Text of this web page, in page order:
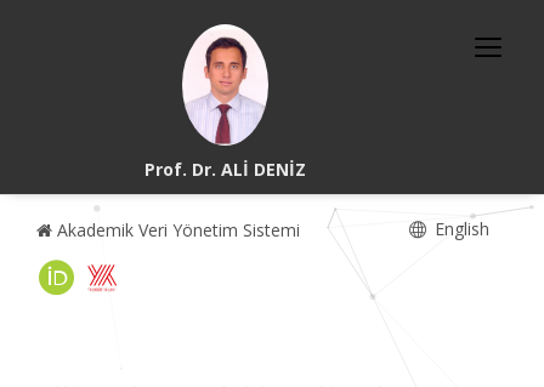
Prof. Dr. ALİ DENİZ
Akademik Veri Yönetim Sistemi English